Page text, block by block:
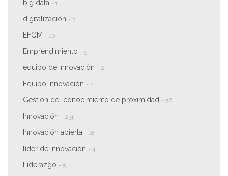
big data - 1
digitalización - 3
EFQM - 10
Emprendimiento - 5
equipo de innovación - 2
Equipo innovación - 2
Gestión del conocimiento de proximidad - 56
Innovación - 231
Innovación abierta - 18
líder de innovación - 4
Liderazgo - 5